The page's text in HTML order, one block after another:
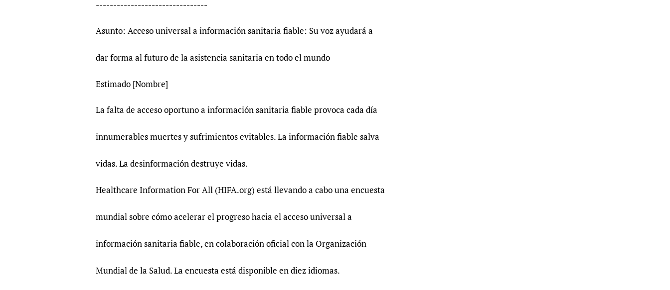
--------------------------------
Asunto: Acceso universal a información sanitaria fiable: Su voz ayudará a
dar forma al futuro de la asistencia sanitaria en todo el mundo
Estimado [Nombre]
La falta de acceso oportuno a información sanitaria fiable provoca cada día
innumerables muertes y sufrimientos evitables. La información fiable salva
vidas. La desinformación destruye vidas.
Healthcare Information For All (HIFA.org) está llevando a cabo una encuesta
mundial sobre cómo acelerar el progreso hacia el acceso universal a
información sanitaria fiable, en colaboración oficial con la Organización
Mundial de la Salud. La encuesta está disponible en diez idiomas.